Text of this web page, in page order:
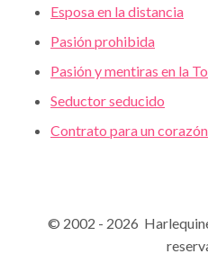
Esposa en la distancia
Pasión prohibida
Pasión y mentiras en la
Seductor seducido
Contrato para un corazón
© 2002 - 2026